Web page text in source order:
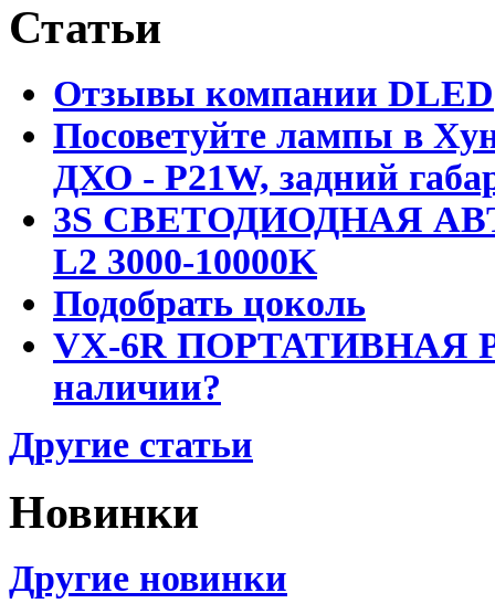
Статьи
Отзывы компании DLED
Посоветуйте лампы в
ДХО - P21W, задний
3S СВЕТОДИОДНАЯ
L2 3000-10000K
Подобрать цоколь
VX-6R ПОРТАТИВНАЯ
наличии?
Другие статьи
Новинки
Другие новинки